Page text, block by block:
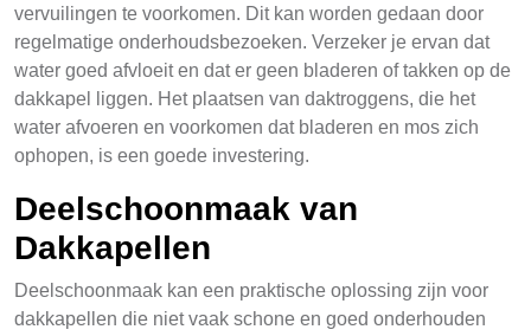
vervuilingen te voorkomen. Dit kan worden gedaan door
regelmatige onderhoudsbezoeken. Verzeker je ervan dat
water goed afvloeit en dat er geen bladeren of takken op de
dakkapel liggen. Het plaatsen van daktroggens, die het
water afvoeren en voorkomen dat bladeren en mos zich
ophopen, is een goede investering.
Deelschoonmaak van
Dakkapellen
Deelschoonmaak kan een praktische oplossing zijn voor
dakkapellen die niet vaak schone en goed onderhouden